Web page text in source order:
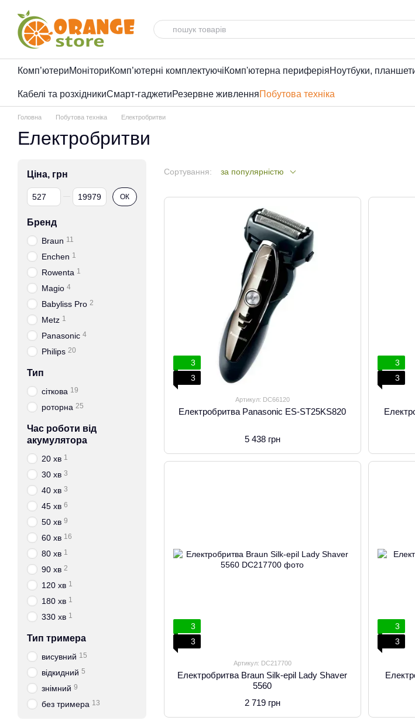
Перейти до основного контенту
Комп’ютериМоніториКомп’ютерні комплектуючіКомп'ютерна периферіяНоутбуки,
Кабелі та розхідникиСмарт-гаджетиРезервне живленняПобутова техніка
Головна Побутова техніка Електробритви
Електробритви
Сортування: за популярністю
3
3
Артикул: DC66120
Електробритва Panasonic ES-ST25KS820
5 438 грн
3
3
3
3
Артикул: DC217700
Електробритва Braun Silk-epil Lady Shaver
5560
2 719 грн
3
3
Ціна, грн
Від Ціна, грн
До Ціна, грн ОК
Бренд
Braun 11
Enchen 1
Rowenta 1
Magio 4
Babyliss Pro 2
Metz 1
Panasonic 4
Philips 20
Тип
сіткова 19
роторна 25
Час роботи від
акумулятора
20 хв 1
30 хв 3
40 хв 3
45 хв 6
50 хв 9
60 хв 16
80 хв 1
90 хв 2
120 хв 1
180 хв 1
330 хв 1
Тип тримера
висувний 15
відкидний 5
знімний 9
без тримера 13